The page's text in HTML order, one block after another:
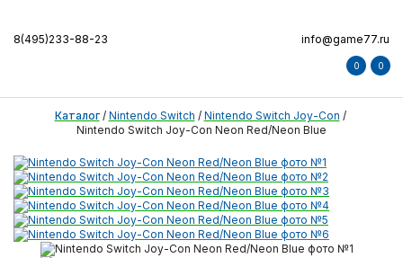
8(495)233-88-23 info@game77.ru
0 0
Каталог/ Nintendo Switch / Nintendo Switch Joy-Con /
Nintendo Switch Joy-Con Neon Red/Neon Blue